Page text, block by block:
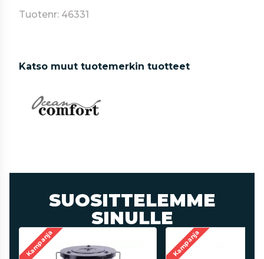
Tuotenr: 46331
Katso muut tuotemerkin tuotteet
SUOSITTELEMME
SINULLE
Kampanja Kampanja